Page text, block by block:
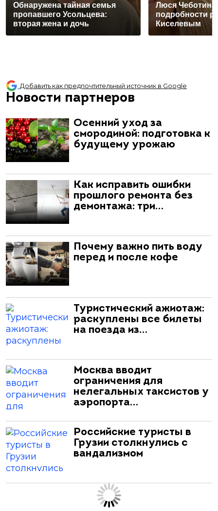
Обнаружена тайная семья
пропавшего Усольцева:
вторая жена и дочь
Люся
подробности
Киселевым
Добавить как предпочтительный источник в Google
Новости партнеров
Осенний уход за
смородиной: подготовка к
будущему урожаю
Как исправить ошибки
прошлого ремонта без
демонтажа: три…
Почему важно пить воду
перед и после кофе
Туристический ажиотаж:
раскуплены все билеты
на поезда из…
Москва вводит
ограничения для
нелегальных таксистов у
аэропорта…
Российские туристы в
Грузии столкнулись с
вандализмом